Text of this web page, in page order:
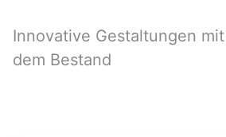
Innovative Gestaltungen
dem Bestand